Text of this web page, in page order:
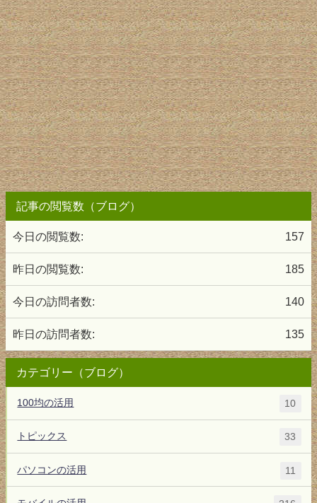
記事の閲覧数（ブログ）
157
今日の閲覧数:
185
昨日の閲覧数:
140
今日の訪問者数:
135
昨日の訪問者数:
カテゴリー（ブログ）
100均の活用 10
トピックス 33
パソコンの活用 11